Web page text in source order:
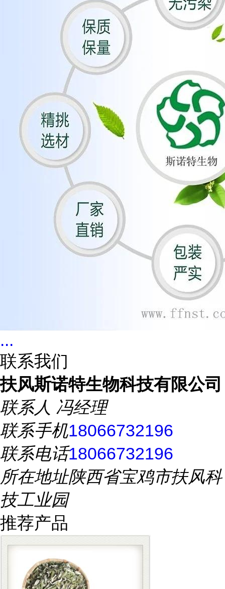
...
联系我们
扶风斯诺特生物科技有限公司
联系人 冯经理
联系手机18066732196
联系电话18066732196
所在地址陕西省宝鸡市扶风科
技工业园
推荐产品